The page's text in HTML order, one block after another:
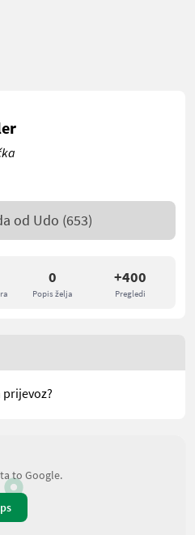
0
Popis želja
+400
Pregledi
od Udo (653)
to Google.